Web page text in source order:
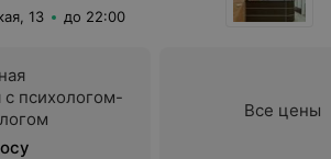
13 до 22:00
с психологом-
Все цены